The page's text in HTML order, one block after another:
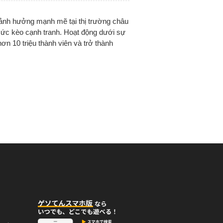
hưởng mạnh mẽ tại thị trường châu
kèo cạnh tranh. Hoạt động dưới sự
10 triệu thành viên và trở thành